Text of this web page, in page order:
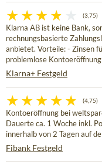
(3,75)
Klarna AB ist keine Bank,
rechnungsbasierte
anbietet. Vorteile: - Zinsen
problemlose Kontoeröffnung
Klarna+ Festgeld
(4,75)
Kontoeröffnung bei
Dauerte ca. 1 Woche inkl.
innerhalb von 2 Tagen auf
Fibank Festgeld